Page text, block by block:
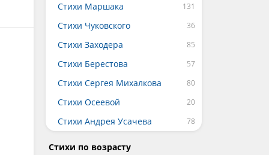
Стихи Маршака
Стихи Чуковского
Стихи Заходера
Стихи Берестова
Стихи Сергея Михалкова
Стихи Осеевой
Стихи Андрея Усачева
Стихи по возрасту